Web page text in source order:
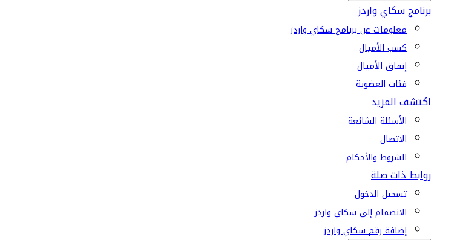
برنامج سكاي واردز
معلومات عن برنامج سكاي واردز
كسب الأميال
إنفاق الأميال
فئات العضوية
اكتشف المزيد
الأسئلة الشائعة
الاتصال
الشروط والأحكام
روابط ذات صلة
تسجيل الدخول
الانضمام إلى سكاي واردز
إضافة رقم سكاي واردز